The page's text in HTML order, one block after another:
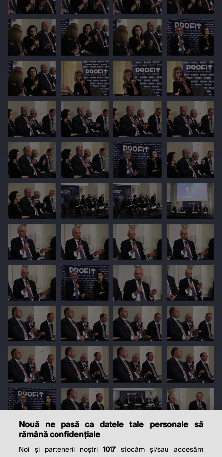
Nouă ne pasă ca datele tale personale să
rămână confidențiale
Noi și partenerii noștri1017 stocăm și/sau accesăm